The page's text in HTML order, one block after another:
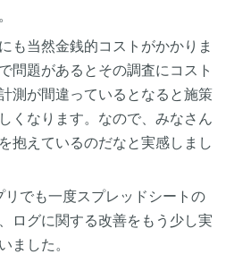
も当然金銭的コストがかかりま
問題があるとその調査にコスト
測が間違っているとなると施策
くなります。なので、みなさん
抱えているのだなと実感しまし
でも一度スプレッドシートの
ログに関する改善をもう少し実
ました。